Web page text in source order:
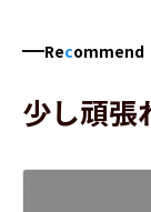
Recommend
少し頑張